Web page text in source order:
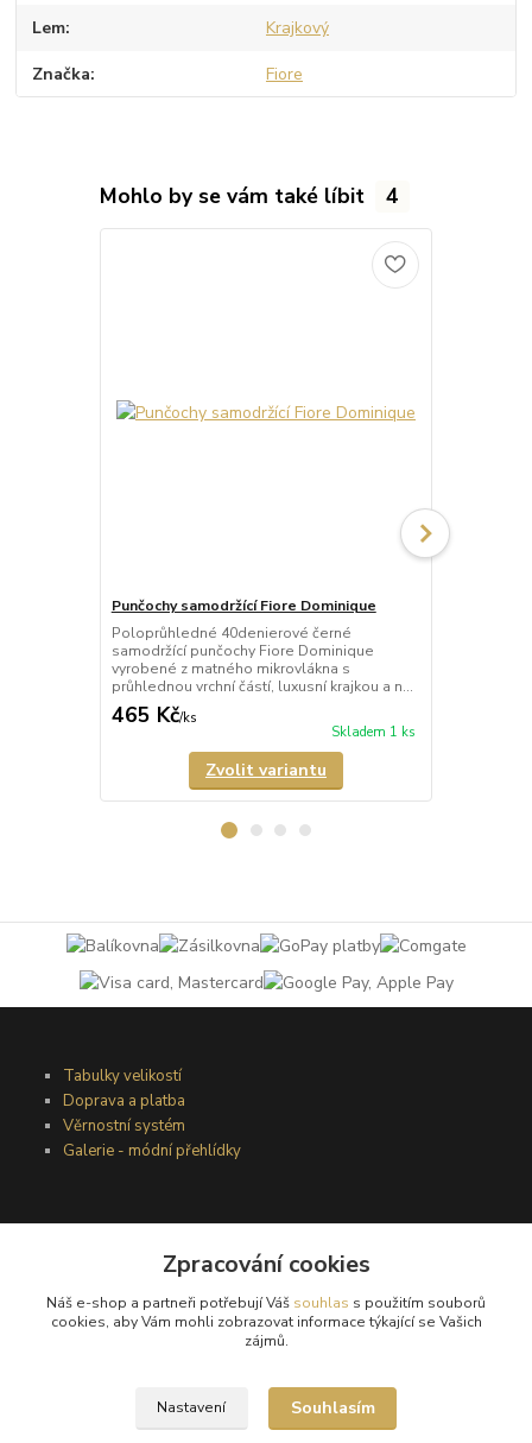
Lem Krajkový
Značka Fiore
Mohlo by se vám také líbit 4
Punčochy samodržící Fiore Dominique
Poloprůhledné 40denierové černé
samodržící punčochy Fiore Dominique
vyrobené z matného mikrovlákna s
průhlednou vrchní částí, luxusní krajkou a n...
465 Kč/ks
Skladem 1 ks
Zvolit variantu
Tabulky velikostí
Doprava a platba
Věrnostní systém
Galerie - módní přehlídky
Obchodní podmínky
Ochrana osobních údajů
Kontakty
Reklamační řád
Zpracování cookies
Náš e-shop a partneři potřebují Váš souhlas s použitím souborů
cookies, aby Vám mohli zobrazovat informace týkající se Vašich
zájmů.
Nastavení Souhlasím